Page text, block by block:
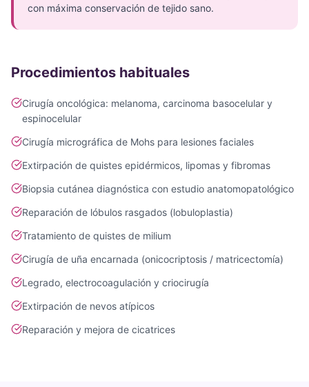
con máxima conservación de tejido sano.
Procedimientos habituales
Cirugía oncológica: melanoma, carcinoma basocelular y
espinocelular
Cirugía micrográfica de Mohs para lesiones faciales
Extirpación de quistes epidérmicos, lipomas y fibromas
Biopsia cutánea diagnóstica con estudio anatomopatológico
Reparación de lóbulos rasgados (lobuloplastia)
Tratamiento de quistes de milium
Cirugía de uña encarnada (onicocriptosis / matricectomía)
Legrado, electrocoagulación y criocirugía
Extirpación de nevos atípicos
Reparación y mejora de cicatrices